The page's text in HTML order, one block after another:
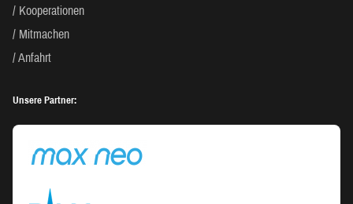
Kooperationen
Mitmachen
Anfahrt
Unsere Partner: